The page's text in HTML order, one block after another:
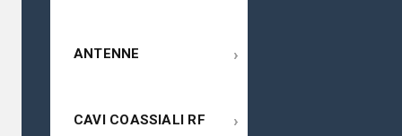
ANTENNE ›
CAVI COASSIALI RF ›